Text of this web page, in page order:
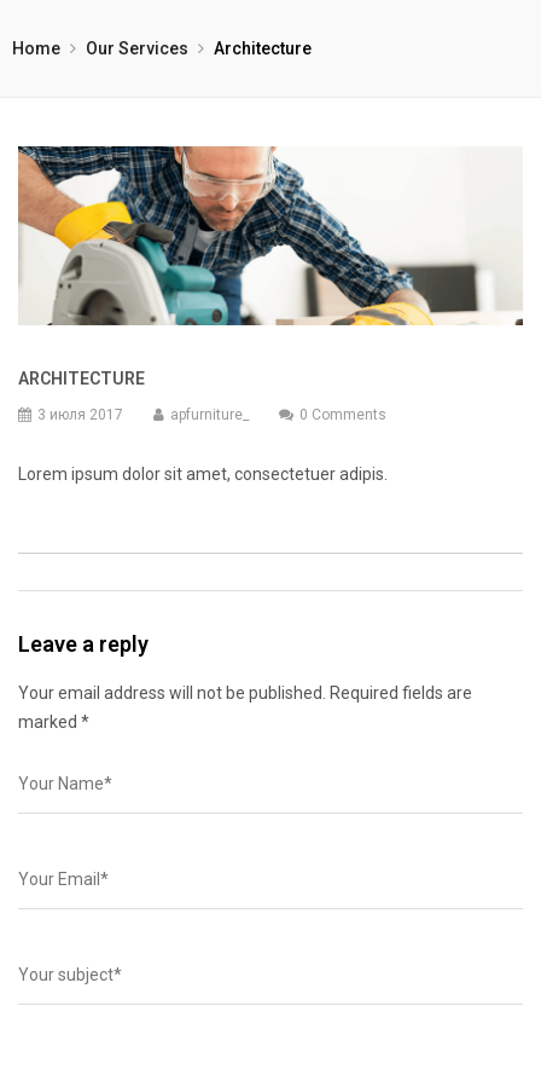
Home Our Services Architecture
ARCHITECTURE
3 июля 2017 apfurniture_ 0 Comments
Lorem ipsum dolor sit amet, consectetuer adipis.
Leave a reply
Your email address will not be published. Required fields are
marked *